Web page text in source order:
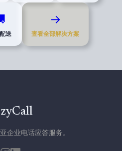
送
→
查看全部解决方案
企业电话应答服务。